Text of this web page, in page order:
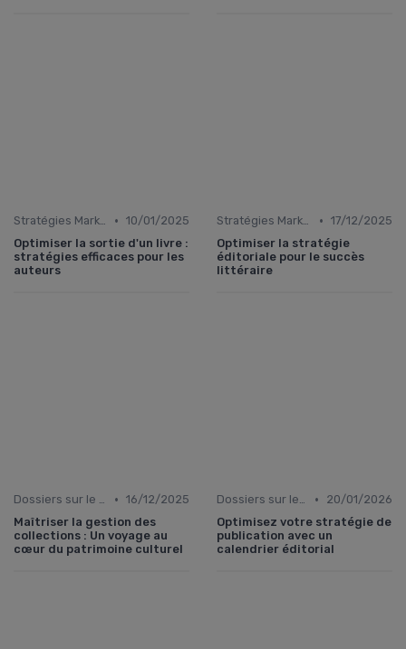
Stratégies Marketing • 10/01/2025
Optimiser la sortie d'un livre :
stratégies efficaces pour les
auteurs
Stratégies Marketing • 17/12/2025
Optimiser la stratégie
éditoriale pour le succès
littéraire
Dossiers sur le monde de l'édition • 16/12/2025
Maîtriser la gestion des
collections : Un voyage au
cœur du patrimoine culturel
Dossiers sur le monde de l'édition •
20/01/2026
Optimisez votre stratégie de
publication avec un
calendrier éditorial